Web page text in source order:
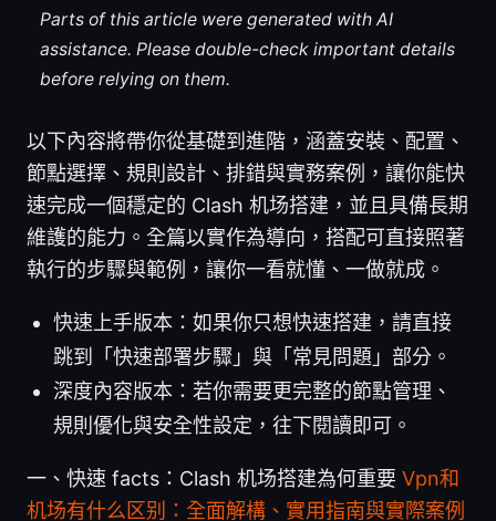
Parts of this article were generated with AI
assistance. Please double-check important details
before relying on them.
以下內容將帶你從基礎到進階，涵蓋安裝、配置、
節點選擇、規則設計、排錯與實務案例，讓你能快
速完成一個穩定的 Clash 机场搭建，並且具備長期
維護的能力。全篇以實作為導向，搭配可直接照著
執行的步驟與範例，讓你一看就懂、一做就成。
快速上手版本：如果你只想快速搭建，請直接
跳到「快速部署步驟」與「常見問題」部分。
深度內容版本：若你需要更完整的節點管理、
規則優化與安全性設定，往下閱讀即可。
一、快速 facts：Clash 机场搭建為何重要 Vpn和
机场有什么区别：全面解構、實用指南與實際案例